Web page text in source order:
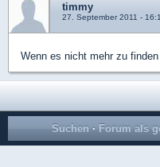
timmy
27. September 2011 -
Wenn es nicht mehr zu
Suchen · Forum als